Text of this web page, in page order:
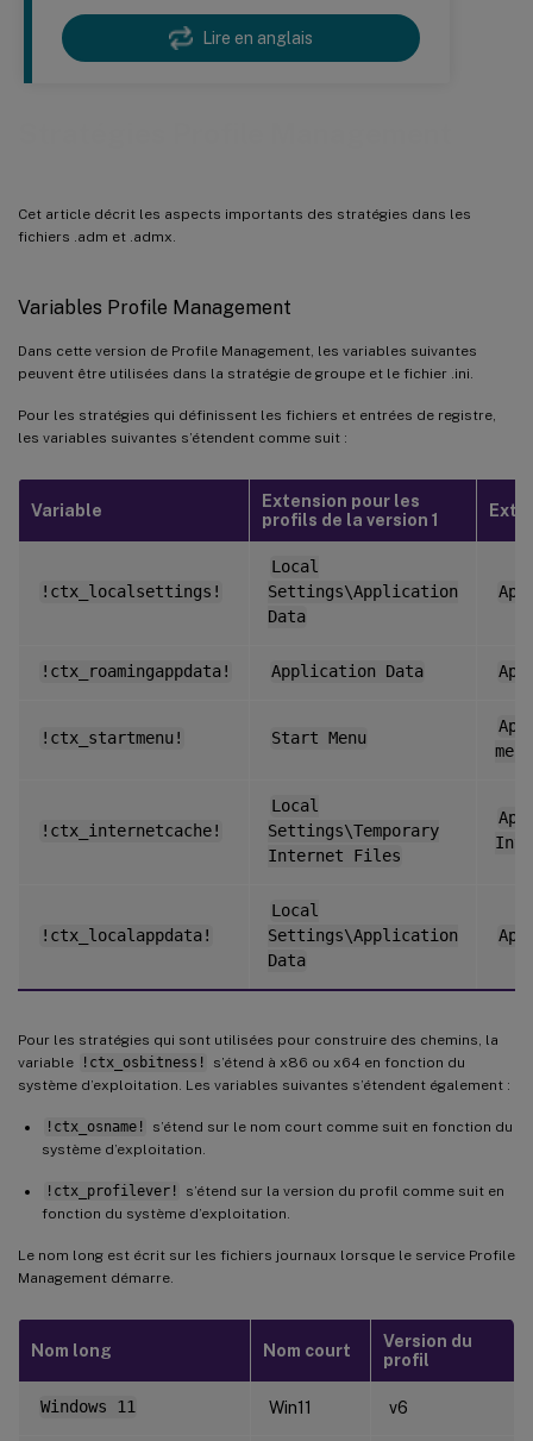
Lire en anglais
Cet article décrit les aspects importants des stratégies dans les
fichiers .adm et .admx.
Variables Profile Management
Dans cette version de Profile Management, les variables suivantes
peuvent être utilisées dans la stratégie de groupe et le fichier .ini.
Pour les stratégies qui définissent les fichiers et entrées de registre,
les variables suivantes s’étendent comme suit :
Variable
Extension pour les
profils de la version 1
!ctx_localsettings!
Local
Settings\Application
Data
!ctx_roamingappdata! Application Data
!ctx_startmenu! Start Menu
menu
!ctx_internetcache!
Local
Settings\Temporary
Internet Files
!ctx_localappdata!
Local
Settings\Application
Data
Pour les stratégies qui sont utilisées pour construire des chemins, la
variable
!ctx_osbitness!
s’étend à x86 ou x64 en fonction du
système d’exploitation. Les variables suivantes s’étendent également :
!ctx_osname!
s’étend sur le nom court comme suit en fonction du
système d’exploitation.
!ctx_profilever!
s’étend sur la version du profil comme suit en
fonction du système d’exploitation.
Le nom long est écrit sur les fichiers journaux lorsque le service Profile
Management démarre.
Nom long Nom court
Version du
profil
Windows 11 Win11 v6